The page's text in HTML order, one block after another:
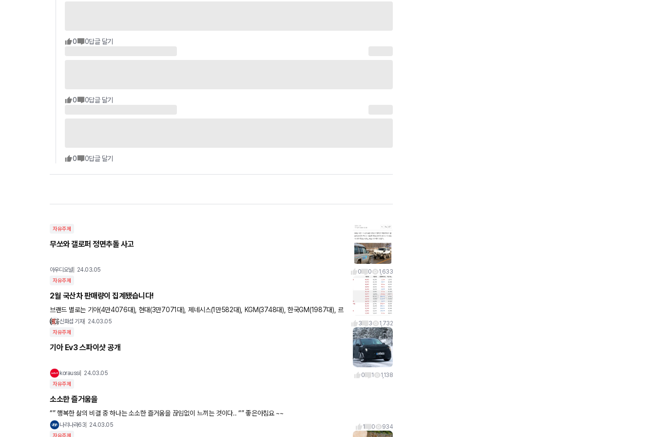
0 0답글 달기
0 0답글 달기
0 0답글 달기
자유주제
무쏘와 갤로퍼 정면추돌 사고
아우디오널 24.03.05 0 0 1,633
자유주제
2월 국산차 판매량이 집계됐습니다!
브랜드 별로는 기아(4만4076대), 현대(3만7071대), 제네시스(1만582대), KGM(3748대), 한국GM(1987대), 르
신화섭 기자 24.03.05 3 3 1,732
자유주제
기아 Ev3 스파이샷 공개
koraussi 24.03.05 0 1 1,138
자유주제
소소한 즐거움을
“” 행복한 삶의 비결 중 하나는 소소한 즐거움을 끊임없이 느끼는 것이다.. “” 좋은아침요 ~~
나리나라63 24.03.05 1 0 934